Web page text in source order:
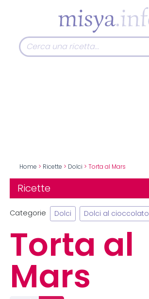
Home > Ricette > Dolci > Torta al Mars
Ricette
Categorie Dolci Dolci al cioccolato
Torta al
Mars